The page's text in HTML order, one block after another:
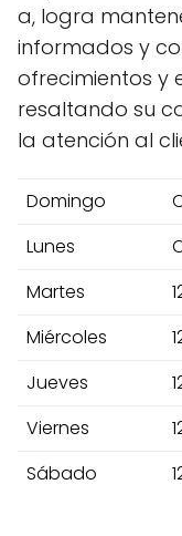
a, logra
informados y
ofrecimientos y
resaltando su
la atención al
Domingo
Lunes
Martes
Miércoles
Jueves
Viernes
Sábado